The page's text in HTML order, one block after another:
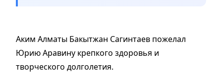
Аким Алматы Бакытжан Сагинтаев пожелал
Юрию Аравину крепкого здоровья и
творческого долголетия.